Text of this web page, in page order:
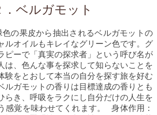
．ベルガモット
の果皮から抽出されるベルガモットの
ルオイルもキレイなグリーン色です。グ
ピーで「真実の探求者」という呼び名が
は、色んな事を探求して知らないことを
験をとおして本当の自分を探す旅を好む
ルガモットの香りは目標達成の香りとも
らき、呼吸をラクにし自分だけの人生を
感覚を味わせてくれます。 身体作用：